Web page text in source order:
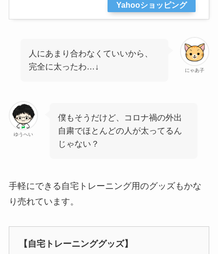
Yahooショッピング
にゃあ子
人にあまり合わなくていいから、
完全に太ったわ…↓
ゆうへい
僕もそうだけど、コロナ禍の外出
自粛でほとんどの人が太ってるん
じゃない？
手軽にできる自宅トレーニング用のグッズもかな
り売れています。
【自宅トレーニンググッズ】